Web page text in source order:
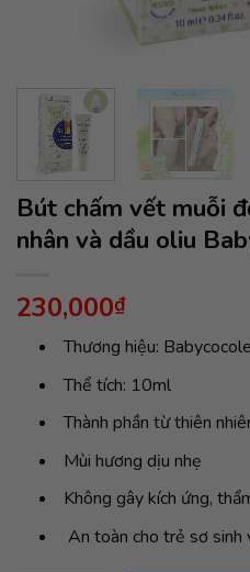
Bút chấm vết muỗi
nhân và dầu oliu
230,000₫
Thương hiệu: Babycocole
Thể tích: 10ml
Thành phần từ thiên
Mùi hương dịu nhẹ
Không gây kích ứng,
An toàn cho trẻ sơ sinh